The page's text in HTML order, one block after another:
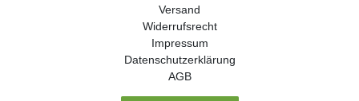
Versand
Widerrufs­recht
Impressum
Daten­schutz­erklärung
AGB